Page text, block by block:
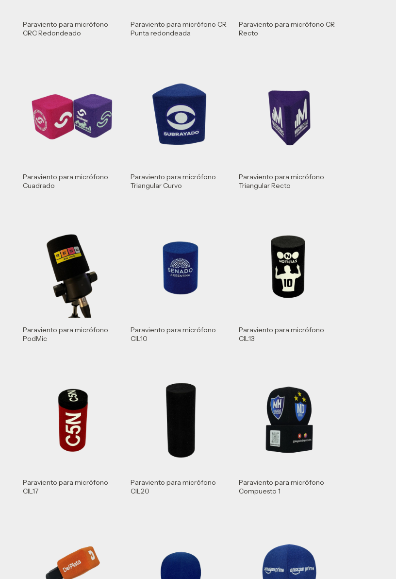
Paraviento para micrófono
CRC Redondeado
Paraviento para micrófono CR
Punta redondeada
Paraviento para micrófono CR
Recto
Paraviento para micrófono
Cuadrado
Paraviento para micrófono
Triangular Curvo
Paraviento para micrófono
Triangular Recto
Paraviento para micrófono
PodMic
Paraviento para micrófono
CIL10
Paraviento para micrófono
CIL13
Paraviento para micrófono
CIL17
Paraviento para micrófono
CIL20
Paraviento para micrófono
Compuesto 1